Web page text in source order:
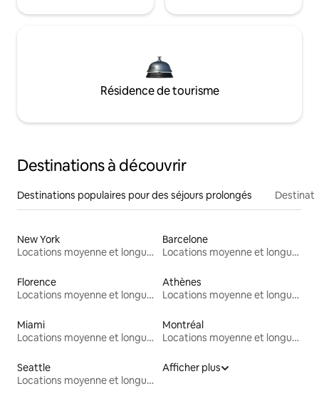
Résidence de tourisme
Destinations à découvrir
Destinations populaires pour des séjours prolongés
New York
Locations moyenne et longue durée
Barcelone
Locations moyenne et longue durée
Florence
Locations moyenne et longue durée
Athènes
Locations moyenne et longue durée
Miami
Locations moyenne et longue durée
Montréal
Locations moyenne et longue durée
Seattle
Locations moyenne et longue durée
Afficher plus